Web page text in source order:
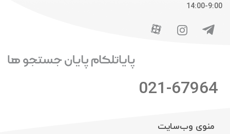
9:00-14:00
021-67964
منوی وب‌سایت